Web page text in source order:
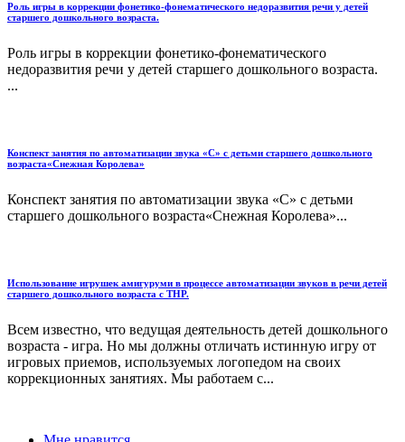
Роль игры в коррекции фонетико-фонематического недоразвития речи у детей
старшего дошкольного возраста.
Роль игры в коррекции фонетико-фонематического
недоразвития речи у детей старшего дошкольного возраста.
...
Конспект занятия по автоматизации звука «С» с детьми старшего дошкольного
возраста«Снежная Королева»
Конспект занятия по автоматизации звука «С» с детьми
старшего дошкольного возраста«Снежная Королева»...
Использование игрушек амигуруми в процессе автоматизации звуков в речи детей
старшего дошкольного возраста с ТНР.
Всем известно, что ведущая деятельность детей дошкольного
возраста - игра. Но мы должны отличать истинную игру от
игровых приемов, используемых логопедом на своих
коррекционных занятиях. Мы работаем с...